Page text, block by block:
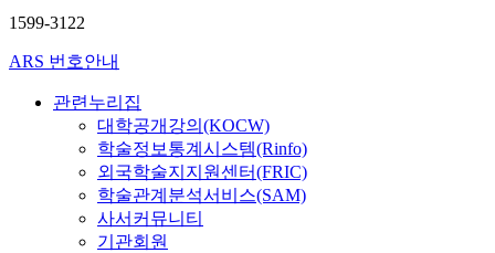
1599-3122
ARS 번호안내
관련누리집
대학공개강의(KOCW)
학술정보통계시스템(Rinfo)
외국학술지지원센터(FRIC)
학술관계분석서비스(SAM)
사서커뮤니티
기관회원